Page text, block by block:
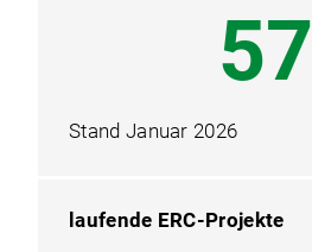
74
Stand Januar 2026
laufende ERC-Projekte